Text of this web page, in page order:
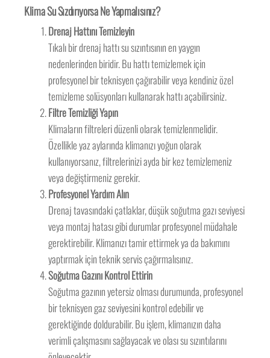
Klima Su Sızdırıyorsa Ne Yapmalısınız?
Drenaj Hattını Temizleyin
Tıkalı bir drenaj hattı su sızıntısının en yaygın
nedenlerinden biridir. Bu hattı temizlemek için
profesyonel bir teknisyen çağırabilir veya kendiniz özel
temizleme solüsyonları kullanarak hattı açabilirsiniz.
Filtre Temizliği Yapın
Klimaların filtreleri düzenli olarak temizlenmelidir.
Özellikle yaz aylarında klimanızı yoğun olarak
kullanıyorsanız, filtrelerinizi ayda bir kez temizlemeniz
veya değiştirmeniz gerekir.
Profesyonel Yardım Alın
Drenaj tavasındaki çatlaklar, düşük soğutma gazı seviyesi
veya montaj hatası gibi durumlar profesyonel müdahale
gerektirebilir. Klimanızı tamir ettirmek ya da bakımını
yaptırmak için teknik servis çağırmalısınız.
Soğutma Gazını Kontrol Ettirin
Soğutma gazının yetersiz olması durumunda, profesyonel
bir teknisyen gaz seviyesini kontrol edebilir ve
gerektiğinde doldurabilir. Bu işlem, klimanızın daha
verimli çalışmasını sağlayacak ve olası su sızıntılarını